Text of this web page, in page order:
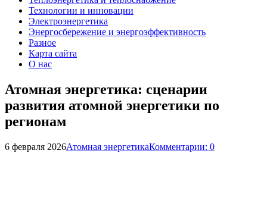
Технологии и инновации
Электроэнергетика
Энергосбережение и энергоэффективность
Разное
Карта сайта
О нас
Атомная энергетика: сценарии
развития атомной энергетики по
регионам
6 февраля 2026Атомная энергетикаКомментарии: 0